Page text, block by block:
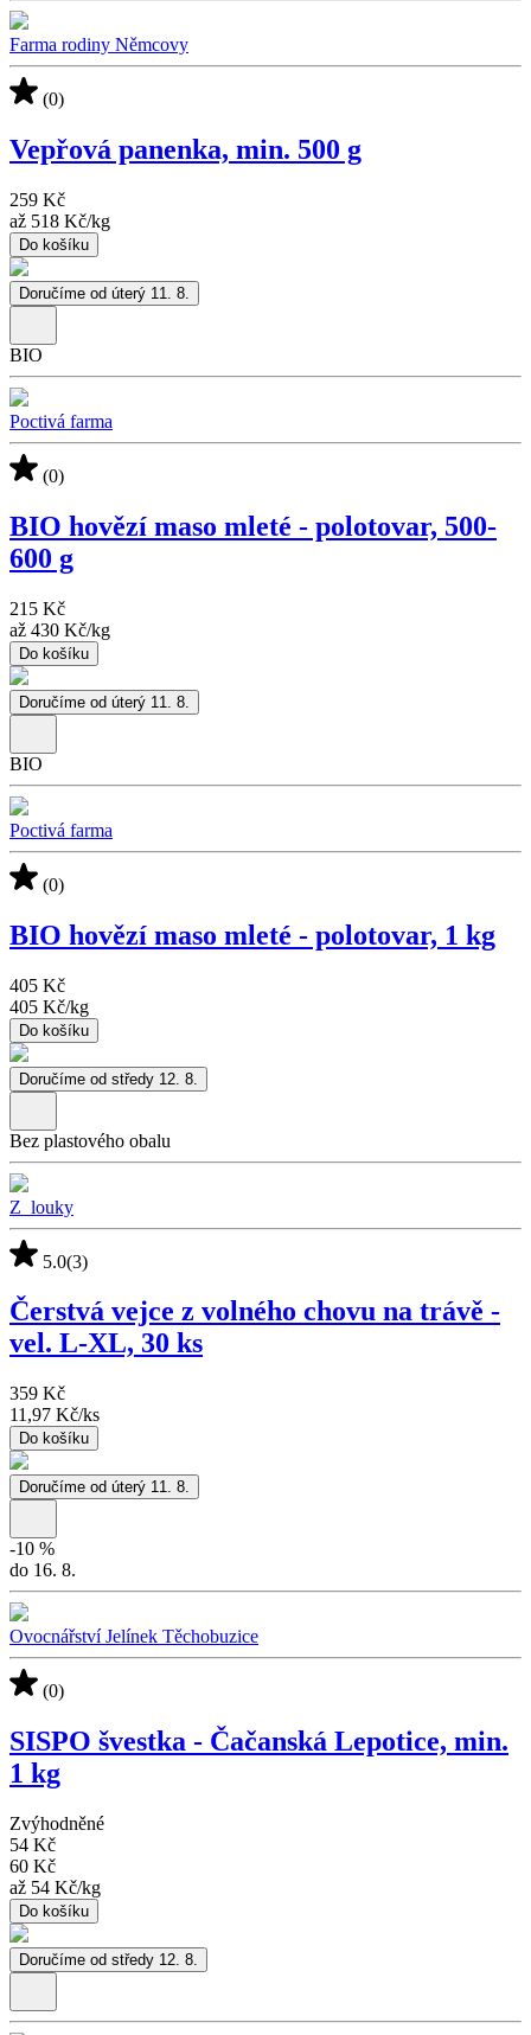
Farma rodiny Němcovy
(0)
Vepřová panenka, min. 500 g
259 Kč
až 518 Kč/kg
Do košíku
Doručíme od úterý 11. 8.
BIO
Poctivá farma
(0)
BIO hovězí maso mleté - polotovar, 500-
600 g
215 Kč
až 430 Kč/kg
Do košíku
Doručíme od úterý 11. 8.
BIO
Poctivá farma
(0)
BIO hovězí maso mleté - polotovar, 1 kg
405 Kč
405 Kč/kg
Do košíku
Doručíme od středy 12. 8.
Bez plastového obalu
Z_louky
5.0(3)
Čerstvá vejce z volného chovu na trávě -
vel. L-XL, 30 ks
359 Kč
11,97 Kč/ks
Do košíku
Doručíme od úterý 11. 8.
-10 %
do 16. 8.
Ovocnářství Jelínek Těchobuzice
(0)
SISPO švestka - Čačanská Lepotice, min.
1 kg
Zvýhodněné
54 Kč
60 Kč
až 54 Kč/kg
Do košíku
Doručíme od středy 12. 8.